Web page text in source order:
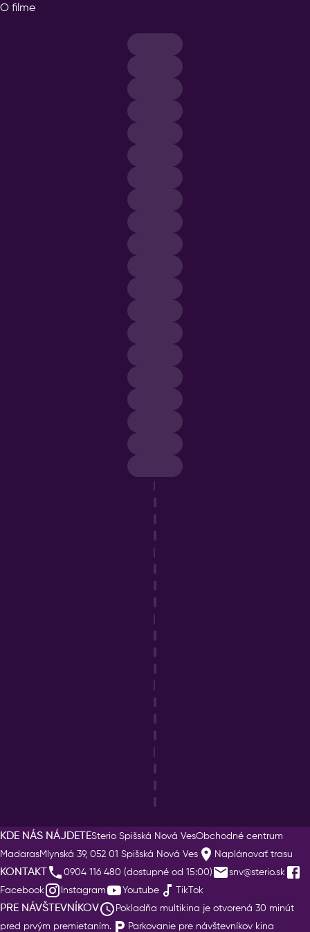
O filme
KDE NÁS NÁJDETESterio Spišská Nová VesObchodné centrum
MadarasMlynská 39, 052 01 Spišská Nová Ves Naplánovať trasu
KONTAKT 0904 116 480 (dostupné od 15:00)
snv@sterio.sk
Facebook
Instagram Youtube TikTok
PRE NÁVŠTEVNÍKOV
Pokladňa multikina je otvorená 30 minút
pred prvým premietaním.
Parkovanie pre návštevníkov kina